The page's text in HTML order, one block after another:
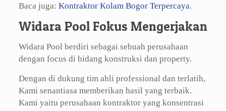
Baca juga: Kontraktor Kolam Bogor Terpercaya.
Widara Pool Fokus Mengerjakan
Widara Pool berdiri sebagai sebuah perusahaan
dengan focus di bidang konstruksi dan property.
Dengan di dukung tim ahli professional dan terlatih,
Kami senantiasa memberikan hasil yang terbaik.
Kami yaitu perusahaan kontraktor yang konsentrasi